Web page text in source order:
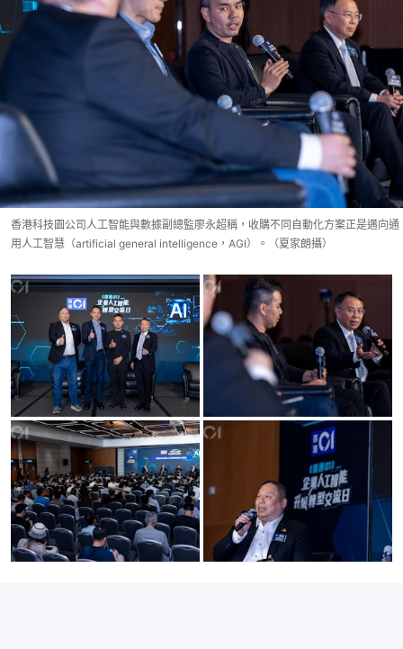
香港科技園公司人工智能與數據副總監廖永超稱，收購不同自動化方案正是邁向通
用人工智慧（artificial general intelligence，AGI）。（夏家朗攝）